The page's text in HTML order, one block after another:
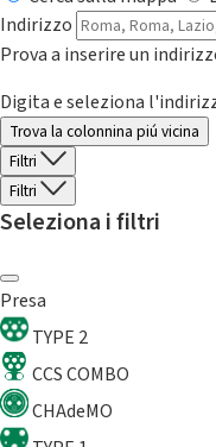
Indirizzo
Prova a inserire un
Digita e seleziona
Trova la colonnina piú vicina
Filtri
Filtri
Seleziona i filtri
Presa
TYPE 2
CCS COMBO
CHAdeMO